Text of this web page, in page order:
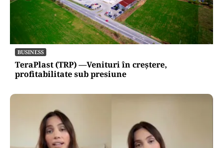
BUSINESS
TeraPlast (TRP) —Venituri în creștere,
profitabilitate sub presiune